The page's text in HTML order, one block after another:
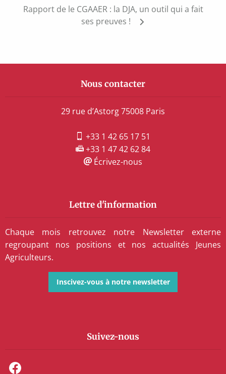
Rapport de le CGAAER : la DJA, un outil qui a fait
ses preuves !
Nous contacter
29 rue d’Astorg 75008 Paris
+33 1 42 65 17 51
+33 1 47 42 62 84
Écrivez-nous
Lettre d'information
Chaque mois retrouvez notre Newsletter externe
regroupant nos positions et nos actualités Jeunes
Agriculteurs.
Inscivez-vous à notre newsletter
Suivez-nous